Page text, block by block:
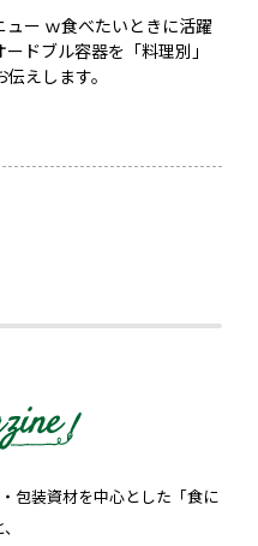
ー ｗ食べたいときに活躍
ドブル容器を「料理別」
えします。
包装資材を中心とした「食に